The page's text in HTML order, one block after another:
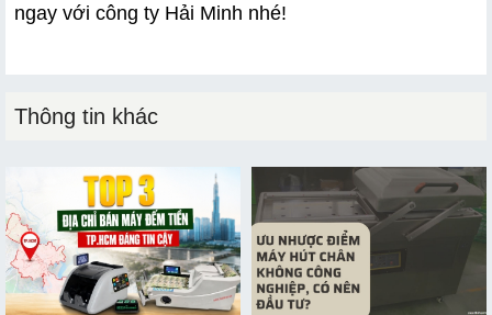
ngay với công ty Hải Minh nhé!
Thông tin khác